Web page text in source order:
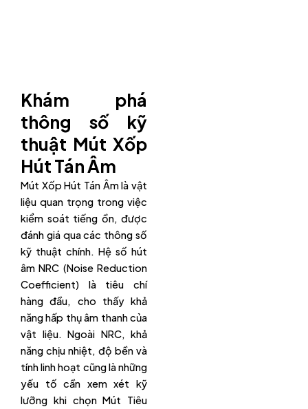
Khám phá
thông số kỹ
thuật Mút Xốp
Hút Tán Âm
Mút Xốp Hút Tán Âm là vật
liệu quan trọng trong việc
kiểm soát tiếng ồn, được
đánh giá qua các thông số
kỹ thuật chính. Hệ số hút
âm NRC (Noise Reduction
Coefficient) là tiêu chí
hàng đầu, cho thấy khả
năng hấp thụ âm thanh của
vật liệu. Ngoài NRC, khả
năng chịu nhiệt, độ bền và
tính linh hoạt cũng là những
yếu tố cần xem xét kỹ
lưỡng khi chọn Mút Tiêu